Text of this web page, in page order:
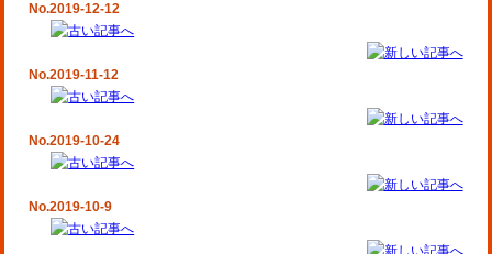
No.2019-12-12
No.2019-11-12
No.2019-10-24
No.2019-10-9